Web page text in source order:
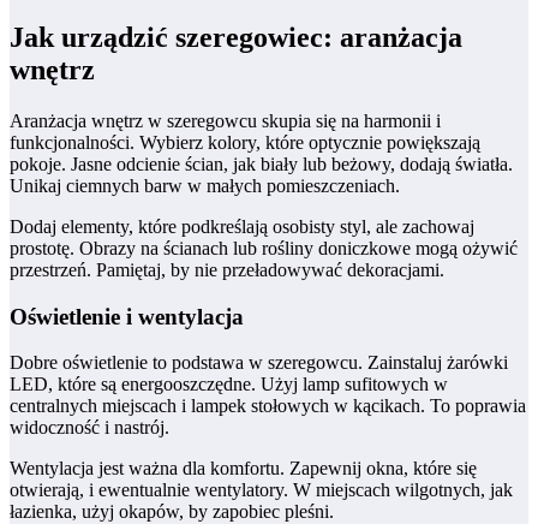
Jak urządzić szeregowiec: aranżacja
wnętrz
Aranżacja wnętrz w szeregowcu skupia się na harmonii i
funkcjonalności. Wybierz kolory, które optycznie powiększają
pokoje. Jasne odcienie ścian, jak biały lub beżowy, dodają światła.
Unikaj ciemnych barw w małych pomieszczeniach.
Dodaj elementy, które podkreślają osobisty styl, ale zachowaj
prostotę. Obrazy na ścianach lub rośliny doniczkowe mogą ożywić
przestrzeń. Pamiętaj, by nie przeładowywać dekoracjami.
Oświetlenie i wentylacja
Dobre oświetlenie to podstawa w szeregowcu. Zainstaluj żarówki
LED, które są energooszczędne. Użyj lamp sufitowych w
centralnych miejscach i lampek stołowych w kącikach. To poprawia
widoczność i nastrój.
Wentylacja jest ważna dla komfortu. Zapewnij okna, które się
otwierają, i ewentualnie wentylatory. W miejscach wilgotnych, jak
łazienka, użyj okapów, by zapobiec pleśni.